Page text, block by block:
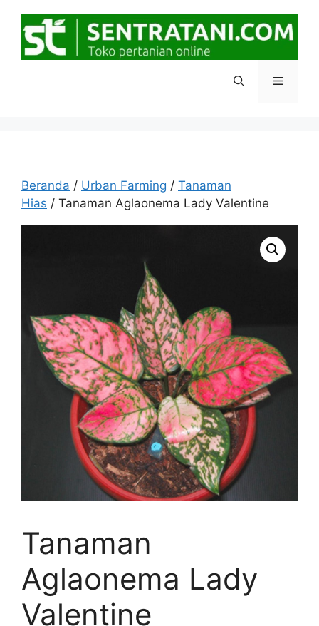
Menu
Beranda / Urban Farming / Tanaman
Hias / Tanaman Aglaonema Lady Valentine
Tanaman
Aglaonema Lady
Valentine